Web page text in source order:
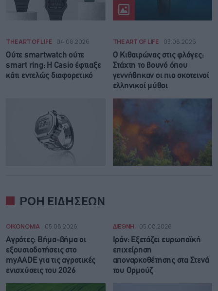
THE ART OF LIFE 04.08.2026
Ούτε smartwatch ούτε
smart ring: Η Casio έφτιαξε
κάτι εντελώς διαφορετικό
THE ART OF LIFE 03.08.2026
Ο Κιθαιρώνας στις φλόγες:
Στάχτη το βουνό όπου
γεννήθηκαν οι πιο σκοτεινοί
ελληνικοί μύθοι
ΡΟΗ ΕΙΔΗΣΕΩΝ
ΟΙΚΟΝΟΜΙΑ 05.08.2026
Αγρότες: Βήμα-βήμα οι
εξουσιοδοτήσεις στο
myAADE για τις αγροτικές
ενισχύσεις του 2026
ΔΙΕΘΝΗ 05.08.2026
Ιράν: Eξετάζει ευρωπαϊκή
επιχείρηση
αποναρκοθέτησης στα Στενά
του Ορμούζ